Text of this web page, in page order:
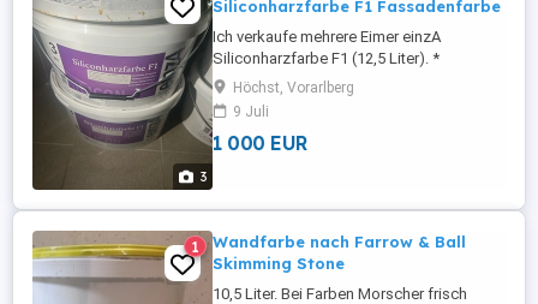
3
Siliconharzfarbe F1 Fassadenfarbe
Ich verkaufe mehrere Eimer einzA
Siliconharzfarbe F1 (12,5 Liter). *
Hochwertige Siliconharz-Fassadenfarbe *
Wetterbeständig und wasserabweisend *
Diffusionsoffen und langlebig * Ideal für
Fassaden und Außenbereiche * Teilweise
Höchst, Vorarlberg
9 Juli
1 000 EUR
1
Wandfarbe nach Farrow & Ball
Skimming Stone
10,5 Liter. Bei Farben Morscher frisch